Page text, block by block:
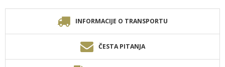
INFORMACIJE O TRANSPORTU
ČESTA PITANJA